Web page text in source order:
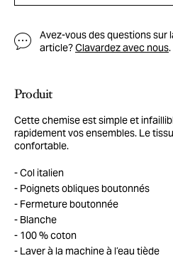
Avez-vous des questions sur
article?Clavardez avec nous.
Produit
Cette chemise est simple et
rapidement vos ensembles. Le
confortable.
Col italien
Poignets obliques boutonnés
Fermeture boutonnée
Blanche
100 % coton
Laver à la machine à l’eau tiède